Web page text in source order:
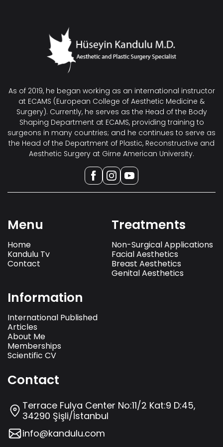
As of 2019, he began working as an international instructor
at ECAMS (European College of Aesthetic Medicine &
Surgery). Currently, he serves as the Head of the Body
Shaping Department at ECAMS, providing training to
surgeons in many countries; and he continues to serve as
the Head of the Department of Plastic, Reconstructive and
Aesthetic Surgery at Girne American University.
Menu
Home
Kandulu Tv
Contact
Treatments
Non-Surgical Applications
Facial Aesthetics
Breast Aesthetics
Genital Aesthetics
Information
International Published
Articles
About Me
Memberships
Scientific CV
Contact
Terrace Fulya Center No:11/2 Kat:9 D:45,
34290 Şişli/İstanbul
info@kandulu.com